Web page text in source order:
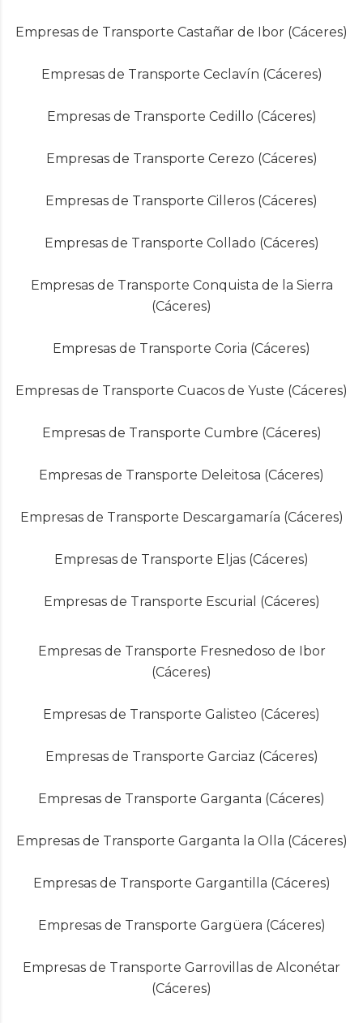
Empresas de Transporte Castañar de Ibor (Cáceres)
Empresas de Transporte Ceclavín (Cáceres)
Empresas de Transporte Cedillo (Cáceres)
Empresas de Transporte Cerezo (Cáceres)
Empresas de Transporte Cilleros (Cáceres)
Empresas de Transporte Collado (Cáceres)
Empresas de Transporte Conquista de la Sierra
(Cáceres)
Empresas de Transporte Coria (Cáceres)
Empresas de Transporte Cuacos de Yuste (Cáceres)
Empresas de Transporte Cumbre (Cáceres)
Empresas de Transporte Deleitosa (Cáceres)
Empresas de Transporte Descargamaría (Cáceres)
Empresas de Transporte Eljas (Cáceres)
Empresas de Transporte Escurial (Cáceres)
Empresas de Transporte Fresnedoso de Ibor
(Cáceres)
Empresas de Transporte Galisteo (Cáceres)
Empresas de Transporte Garciaz (Cáceres)
Empresas de Transporte Garganta (Cáceres)
Empresas de Transporte Garganta la Olla (Cáceres)
Empresas de Transporte Gargantilla (Cáceres)
Empresas de Transporte Gargüera (Cáceres)
Empresas de Transporte Garrovillas de Alconétar
(Cáceres)